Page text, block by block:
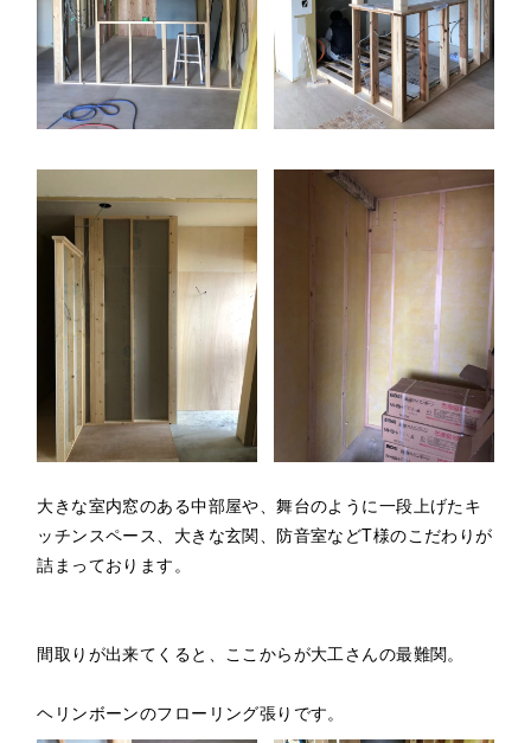
大きな室内窓のある中部屋や、舞台のように一段上げたキ
ッチンスペース、大きな玄関、防音室などT様のこだわりが
詰まっております。
間取りが出来てくると、ここからが大工さんの最難関。
ヘリンボーンのフローリング張りです。